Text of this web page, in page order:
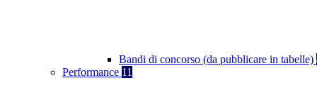
Bandi di concorso (da pubblicare in tabelle)
Performance 11